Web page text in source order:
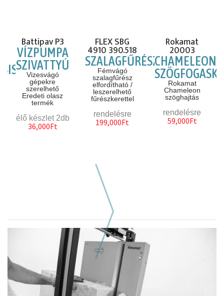
Battipav P3
VÍZPUMPA
SZIVATTYÚ
Vizesvágó
gépekre
szerelhető
Eredeti olasz
termék
élő készlet 2db
36,000Ft
FLEX SBG
4910 390.518
SZALAGFŰRÉSZ
Fémvágó
szalagfűrész
elfordítható /
leszerelhető
fűrészkerettel
rendelésre
199,000Ft
Rokamat
20003
CHAMELEON
Rokamat
Chameleon
szöghajtás
rendelésre
59,000Ft
Következő hasonló